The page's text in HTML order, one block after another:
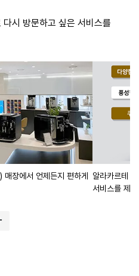
시 방문하고 싶은 서비스를
장에서 언제든지 편하게
알라카르테
서비스를 제